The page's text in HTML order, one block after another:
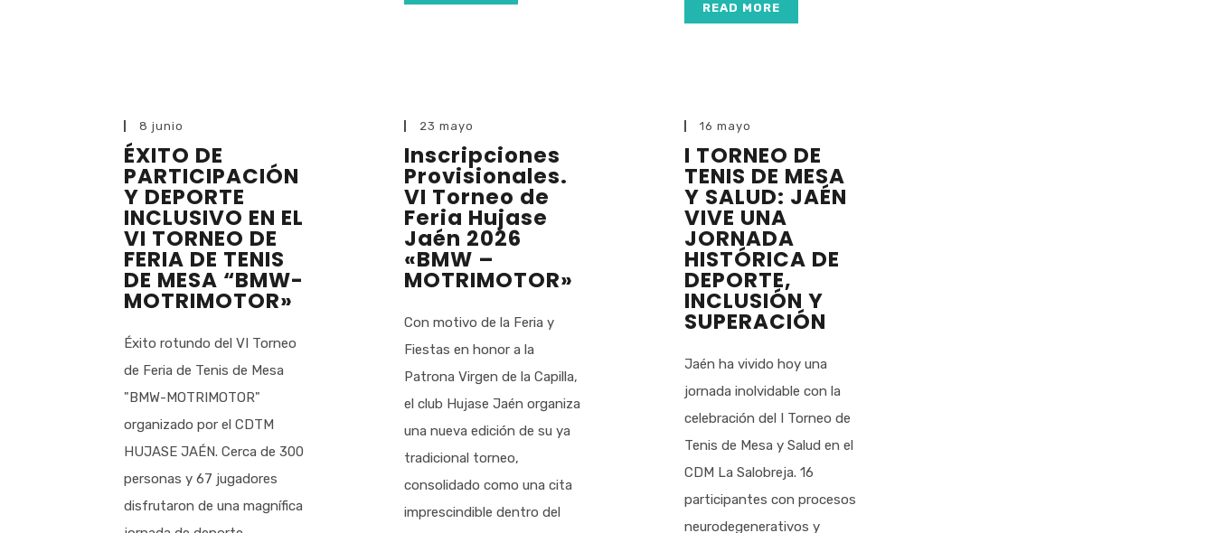
READ MORE
8 junio
ÉXITO DE
PARTICIPACIÓN
Y DEPORTE
INCLUSIVO EN EL
VI TORNEO DE
FERIA DE TENIS
DE MESA “BMW-
MOTRIMOTOR»
Éxito rotundo del VI Torneo
de Feria de Tenis de Mesa
"BMW-MOTRIMOTOR"
organizado por el CDTM
HUJASE JAÉN. Cerca de 300
personas y 67 jugadores
disfrutaron de una magnífica
23 mayo
Inscripciones
Provisionales.
VI Torneo de
Feria Hujase
Jaén 2026
«BMW –
MOTRIMOTOR»
Con motivo de la Feria y
Fiestas en honor a la
Patrona Virgen de la Capilla,
el club Hujase Jaén organiza
una nueva edición de su ya
tradicional torneo,
consolidado como una cita
imprescindible dentro del
16 mayo
I TORNEO DE
TENIS DE MESA
Y SALUD: JAÉN
VIVE UNA
JORNADA
HISTÓRICA DE
DEPORTE,
INCLUSIÓN Y
SUPERACIÓN
Jaén ha vivido hoy una
jornada inolvidable con la
celebración del I Torneo de
Tenis de Mesa y Salud en el
CDM La Salobreja. 16
participantes con procesos
neurodegenerativos y